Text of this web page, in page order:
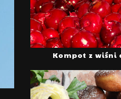
Kompot z wiśni